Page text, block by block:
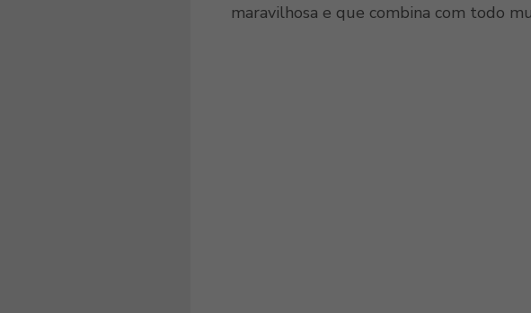
maravilhosa e que combina com todo